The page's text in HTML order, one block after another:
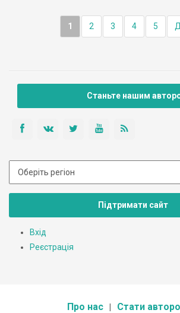
1 2 3 4 5
Станьте нашим
Підтримати сайт
Вхід
Реєстрація
Про нас Стати